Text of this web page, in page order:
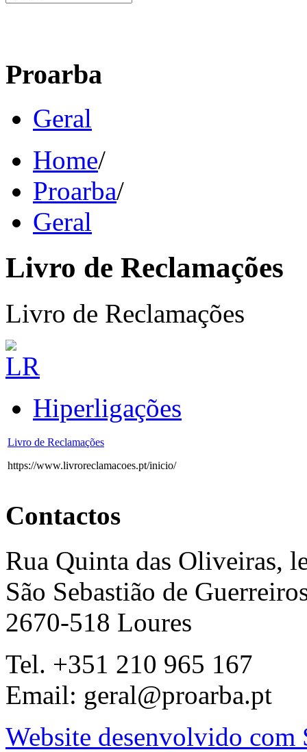
Proarba
Geral
Home/
Proarba/
Geral
Livro de Reclamações
Livro de Reclamações
Hiperligações
Livro de Reclamações
https://www.livroreclamacoes.pt/inicio/
Contactos
Rua Quinta das Oliveiras,
São Sebastião de
2670-518 Loures
Tel. +351 210 965 167
Email: geral@proarba.pt
Website desenvolvido